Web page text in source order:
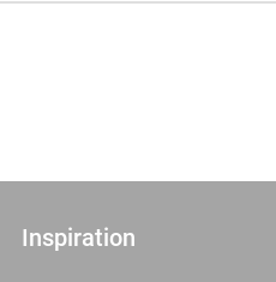
Inspiration